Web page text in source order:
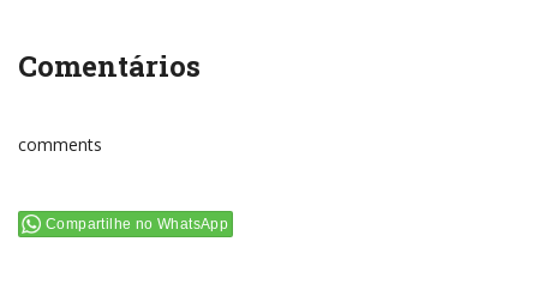
Comentários
comments
Compartilhe no WhatsApp